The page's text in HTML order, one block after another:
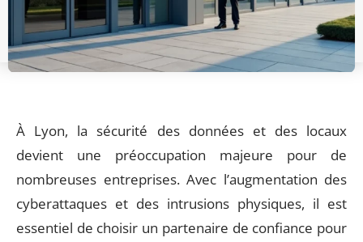
À Lyon, la sécurité des données et des locaux
devient une préoccupation majeure pour de
nombreuses entreprises. Avec l’augmentation des
cyberattaques et des intrusions physiques, il est
essentiel de choisir un partenaire de confiance pour